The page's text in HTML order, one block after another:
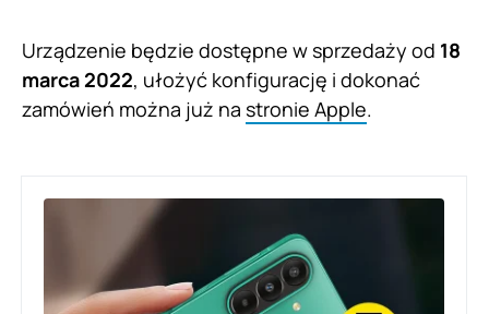
Urządzenie będzie dostępne w sprzedaży od 18
marca 2022, ułożyć konfigurację i dokonać
zamówień można już na stronie Apple.